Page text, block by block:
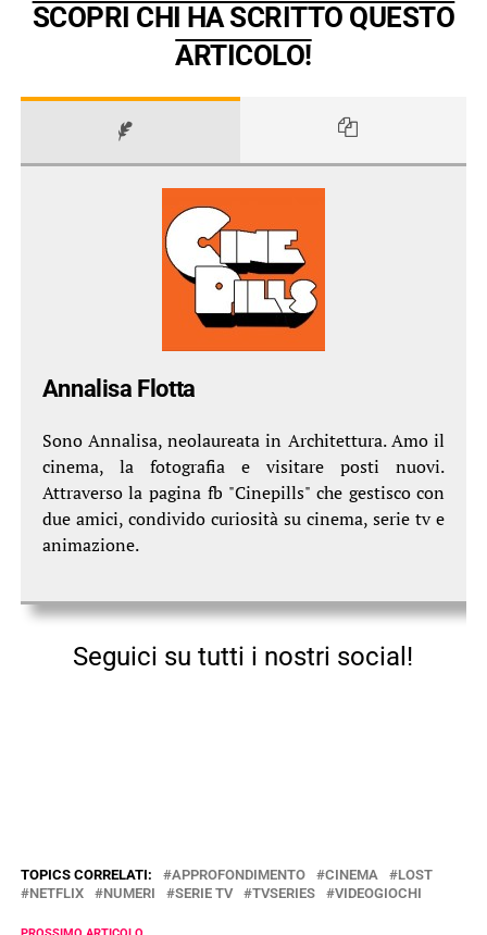
SCOPRI CHI HA SCRITTO QUESTO
ARTICOLO!
Annalisa Flotta
Sono Annalisa, neolaureata in Architettura. Amo il
cinema, la fotografia e visitare posti nuovi.
Attraverso la pagina fb "Cinepills" che gestisco con
due amici, condivido curiosità su cinema, serie tv e
animazione.
Seguici su tutti i nostri social!
TOPICS CORRELATI: APPROFONDIMENTO CINEMA
LOST
NETFLIX
NUMERI SERIE TV TVSERIES VIDEOGIOCHI